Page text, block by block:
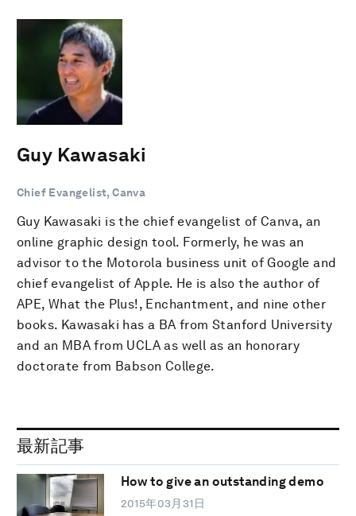
Guy Kawasaki
Chief Evangelist, Canva
Guy Kawasaki is the chief evangelist of Canva, an
online graphic design tool. Formerly, he was an
advisor to the Motorola business unit of Google and
chief evangelist of Apple. He is also the author of
APE, What the Plus!, Enchantment, and nine other
books. Kawasaki has a BA from Stanford University
and an MBA from UCLA as well as an honorary
doctorate from Babson College.
最新記事
How to give an outstanding demo
2015年03月31日